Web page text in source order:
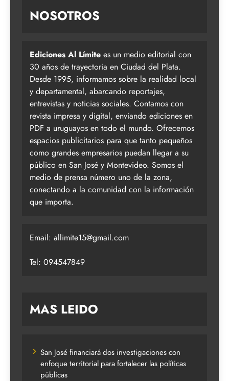
NOSOTROS
Ediciones Al Límite es un medio editorial con
30 años de trayectoria en Ciudad del Plata.
Desde 1995, informamos sobre la realidad local
y departamental, abarcando reportajes,
entrevistas y noticias sociales. Contamos con
revista impresa y digital, enviando ediciones en
PDF a uruguayos en todo el mundo. Ofrecemos
espacios publicitarios para que tanto pequeños
como grandes empresarios puedan llegar a su
público en San José y Montevideo. Somos el
medio de prensa número uno de la zona,
conectando a la comunidad con la información
que importa.
Email: allimite15@gmail.com
Tel: 094547849
MAS LEIDO
San José financiará dos investigaciones con
enfoque territorial para fortalecer las políticas
públicas